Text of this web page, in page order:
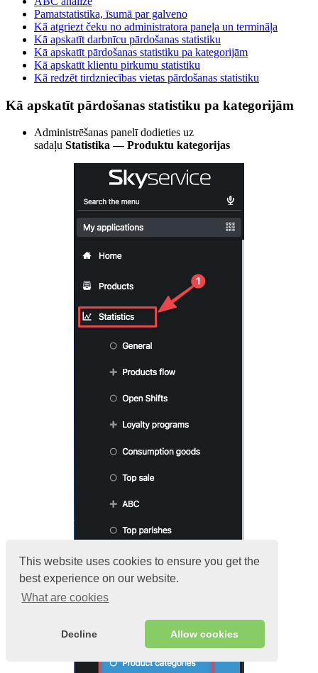
This website uses cookies to ensure you get the
best experience on our website.
What are cookies
Decline Allow cookies
Pamatstatistika, īsumā par galveno
Kā atgriezt čeku no administratora paneļa un termināļa
Kā apskatīt darbnīcu pārdošanas statistiku
Kā apskatīt pārdošanas statistiku pa kategorijām
Kā apskatīt klientu pirkumu statistiku
Kā redzēt tirdzniecības vietas pārdošanas statistiku
Kā apskatīt pārdošanas statistiku pa kategorijām
Administrēšanas panelī dodieties uz
sadaļu Statistika — Produktu kategorijas